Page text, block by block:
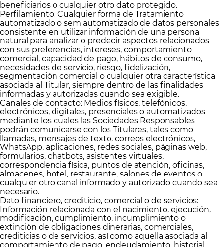
beneficiarios o cualquier otro dato protegido.
Perfilamiento: Cualquier forma de Tratamiento
automatizado o semiautomatizado de datos personales
consistente en utilizar información de una persona
natural para analizar o predecir aspectos relacionados
con sus preferencias, intereses, comportamiento
comercial, capacidad de pago, hábitos de consumo,
necesidades de servicio, riesgo, fidelización,
segmentación comercial o cualquier otra característica
asociada al Titular, siempre dentro de las finalidades
informadas y autorizadas cuando sea exigible.
Canales de contacto: Medios físicos, telefónicos,
electrónicos, digitales, presenciales o automatizados
mediante los cuales las Sociedades Responsables
podrán comunicarse con los Titulares, tales como
llamadas, mensajes de texto, correos electrónicos,
WhatsApp, aplicaciones, redes sociales, páginas web,
formularios, chatbots, asistentes virtuales,
correspondencia física, puntos de atención, oficinas,
almacenes, hotel, restaurante, salones de eventos o
cualquier otro canal informado y autorizado cuando sea
necesario.
Dato financiero, crediticio, comercial o de servicios:
Información relacionada con el nacimiento, ejecución,
modificación, cumplimiento, incumplimiento o
extinción de obligaciones dinerarias, comerciales,
crediticias o de servicios, así como aquella asociada al
comportamiento de pago, endeudamiento, historial